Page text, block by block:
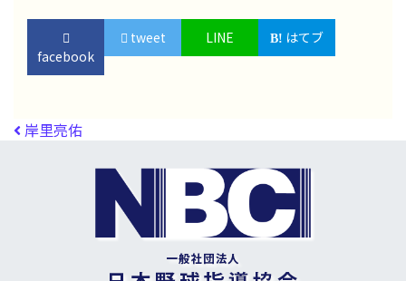
facebook
tweet LINE はてブ
投稿ナビゲーション
岸里亮佑